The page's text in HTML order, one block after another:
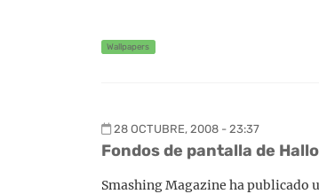
Wallpapers
28 OCTUBRE, 2008 - 23:37
Fondos de pantalla de
Smashing Magazine ha publicado